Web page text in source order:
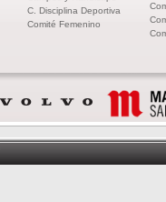
C. Disciplina Deportiva
Comité Femenino